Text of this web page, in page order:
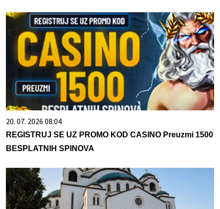
20. 07. 2026 08:04
REGISTRUJ SE UZ PROMO KOD CASINO Preuzmi 1500
BESPLATNIH SPINOVA